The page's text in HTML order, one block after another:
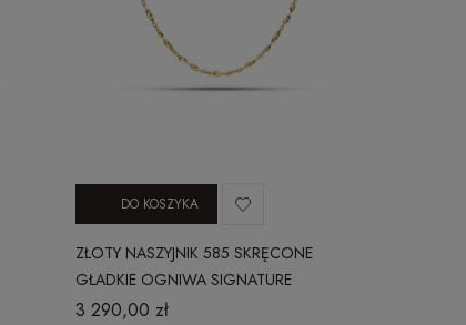
ZŁOTY NASZYJNIK 585 SKRĘCONE
GŁADKIE OGNIWA SIGNATURE
030420253N
3 290,00 zł
DO KOSZYKA